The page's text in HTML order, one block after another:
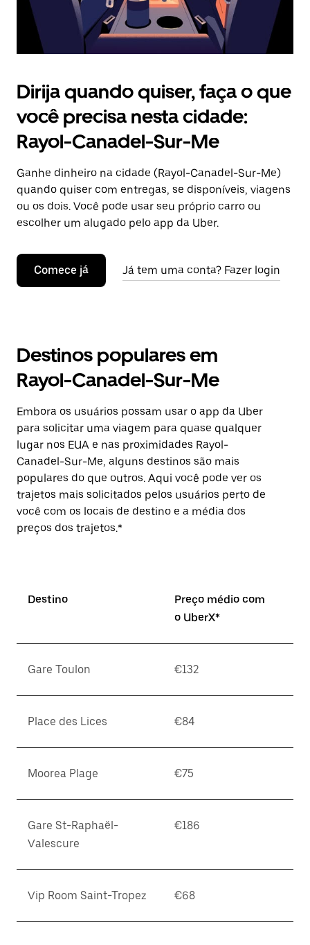
Dirija quando quiser, faça o que
você precisa nesta cidade:
Rayol-Canadel-Sur-Me
Ganhe dinheiro na cidade (Rayol-Canadel-Sur-Me)
quando quiser com entregas, se disponíveis, viagens
ou os dois. Você pode usar seu próprio carro ou
escolher um alugado pelo app da Uber.
Comece já Já tem uma conta? Fazer login
Destinos populares em
Rayol-Canadel-Sur-Me
Embora os usuários possam usar o app da Uber
para solicitar uma viagem para quase qualquer
lugar nos EUA e nas proximidades Rayol-
Canadel-Sur-Me, alguns destinos são mais
populares do que outros. Aqui você pode ver os
trajetos mais solicitados pelos usuários perto de
você com os locais de destino e a média dos
preços dos trajetos.*
Destino
Preço médio com
o UberX*
Gare Toulon €132
Place des Lices €84
Moorea Plage €75
Gare St-Raphaël-
Valescure
€186
Vip Room Saint-Tropez €68